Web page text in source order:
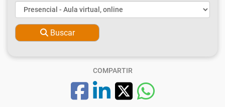
Buscar
COMPARTIR